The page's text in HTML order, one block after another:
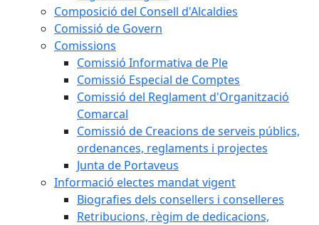
Composició del Consell d'Alcaldies
Comissió de Govern
Comissions
Comissió Informativa de Ple
Comissió Especial de Comptes
Comissió del Reglament d'Organització
Comarcal
Comissió de Creacions de serveis públics,
ordenances, reglaments i projectes
Junta de Portaveus
Informació electes mandat vigent
Biografies dels consellers i conselleres
Retribucions, règim de dedicacions,